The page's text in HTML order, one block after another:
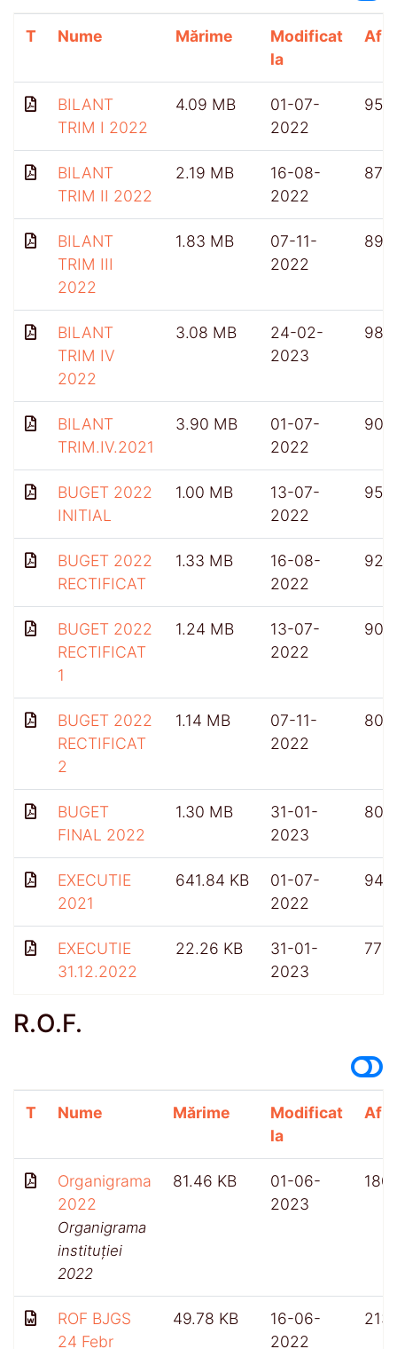
T Nume Mărime
Modificat
la
BILANT
TRIM I 2022
4.09 MB
01-07-
2022
957
BILANT
TRIM II 2022
2.19 MB
16-08-
2022
875
BILANT
TRIM III
2022
1.83 MB
07-11-
2022
897
BILANT
TRIM IV
2022
3.08 MB
24-02-
2023
982
BILANT
TRIM.IV.2021
3.90 MB
01-07-
2022
900
BUGET 2022
INITIAL
1.00 MB
13-07-
2022
954
BUGET 2022
RECTIFICAT
1.33 MB
16-08-
2022
923
BUGET 2022
RECTIFICAT
1
1.24 MB
13-07-
2022
901
BUGET 2022
RECTIFICAT
2
1.14 MB
07-11-
2022
807
BUGET
FINAL 2022
1.30 MB
31-01-
2023
808
EXECUTIE
2021
641.84 KB
01-07-
2022
949
EXECUTIE
31.12.2022
22.26 KB
31-01-
2023
773
R.O.F.
T Nume Mărime
Modificat
la
Organigrama
2022
Organigrama
instituției
2022
81.46 KB
01-06-
2023
1801
ROF BJGS
24 Febr
49.78 KB
16-06-
2022